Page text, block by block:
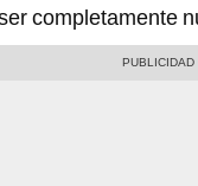
completamente